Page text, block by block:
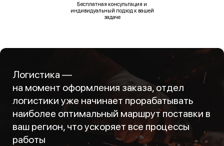
Бесплатная консультация и
индивидуальный подход к вашей
задаче
Логистика —
на момент оформления заказа, отдел
логистики уже начинает прорабатывать
наиболее оптимальный маршрут поставки в
ваш регион, что ускоряет все процессы
работы